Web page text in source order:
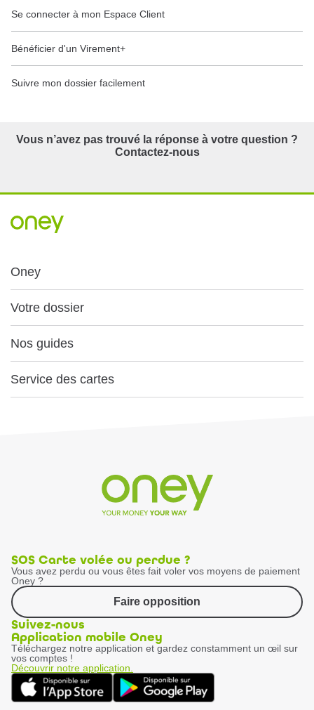
Se connecter à mon Espace Client
Bénéficier d'un Virement+
Suivre mon dossier facilement
Vous n’avez pas trouvé la réponse à votre question ?
Contactez-nous
Oney
Votre dossier
Nos guides
Service des cartes
SOS Carte volée ou perdue ?
Vous avez perdu ou vous êtes fait voler vos moyens de paiement
Oney ?
Faire opposition
Suivez-nous
Application mobile Oney
Téléchargez notre application et gardez constamment un œil sur
vos comptes !
Découvrir notre application.